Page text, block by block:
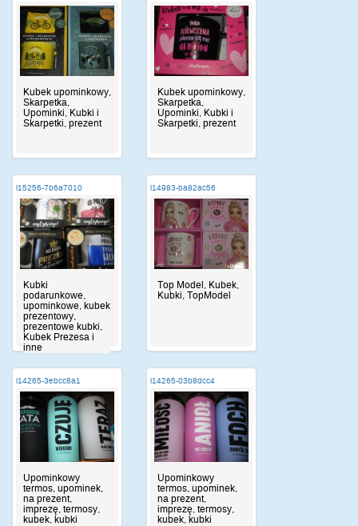
Kubek upominkowy,
Skarpetka,
Upominki, Kubki i
Skarpetki, prezent
Kubek upominkowy,
Skarpetka,
Upominki, Kubki i
Skarpetki, prezent
i15256-7b6a7010
Kubki
podarunkowe,
upominkowe, kubek
prezentowy,
prezentowe kubki,
Kubek Prezesa i
inne
i14983-ba82ac56
Top Model, Kubek,
Kubki, TopModel
i14265-3ebcc8a1
Upominkowy
termos, upominek,
na prezent,
imprezę, termosy,
kubek, kubki
i14265-03b8dcc4
Upominkowy
termos, upominek,
na prezent,
imprezę, termosy,
kubek, kubki